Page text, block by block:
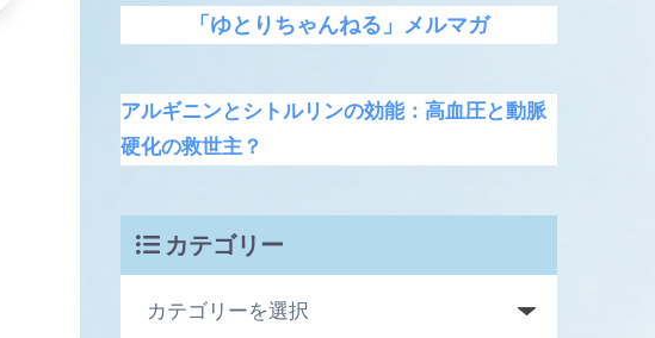
「ゆとりちゃんねる」メルマガ
アルギニンとシトルリンの効能：高血圧と動脈
硬化の救世主？
カテゴリー